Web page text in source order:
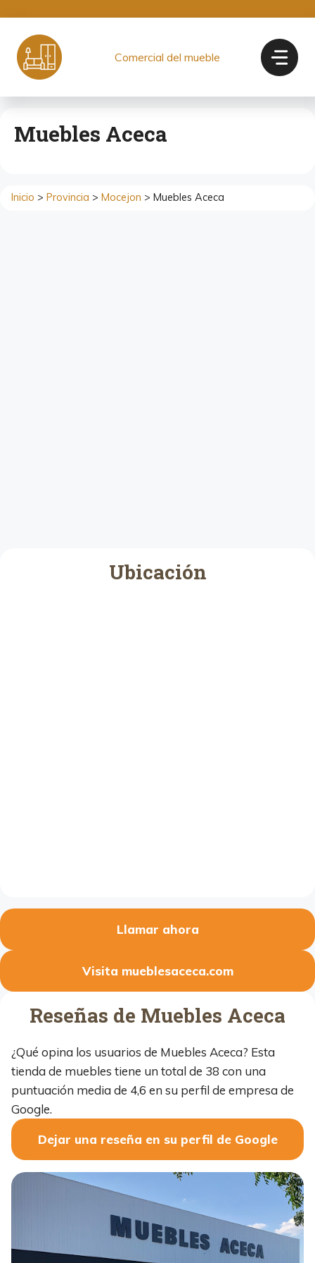
contenido
Comercial del mueble
Muebles Aceca
Inicio > Provincia > Mocejon > Muebles Aceca
Ubicación
Llamar ahora
Visita mueblesaceca.com
Reseñas de Muebles Aceca
¿Qué opina los usuarios de Muebles Aceca? Esta
tienda de muebles tiene un total de 38 con una
puntuación media de 4,6 en su perfil de empresa de
Google.
Dejar una reseña en su perfil de Google